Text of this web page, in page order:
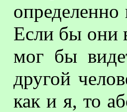
определенно
Если бы они
мог бы
другой
как и я, то